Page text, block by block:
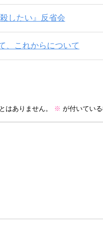
したい』反省会
、これからについて
はありません。 ※ が付いてい